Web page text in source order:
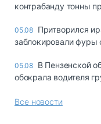
контрабанду тонны
05.08 Притворился
заблокировали
05.08 В Пензенской
обокрала водителя
Все новости